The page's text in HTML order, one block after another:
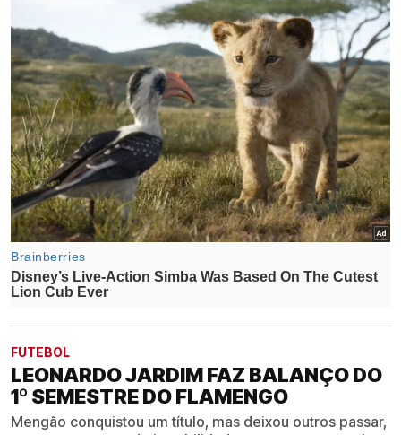
FUTEBOL
LEONARDO JARDIM FAZ BALANÇO DO
1º SEMESTRE DO FLAMENGO
Mengão conquistou um título, mas deixou outros passar,